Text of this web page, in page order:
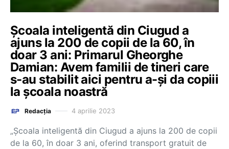
Școala inteligentă din Ciugud a
ajuns la 200 de copii de la 60, în
doar 3 ani: Primarul Gheorghe
Damian: Avem familii de tineri care
s-au stabilit aici pentru a-și da copiii
la școala noastră
Redacția 4 aprilie 2023
„Școala inteligentă din Ciugud a ajuns la 200 de copii
de la 60, în doar 3 ani, oferind transport gratuit de